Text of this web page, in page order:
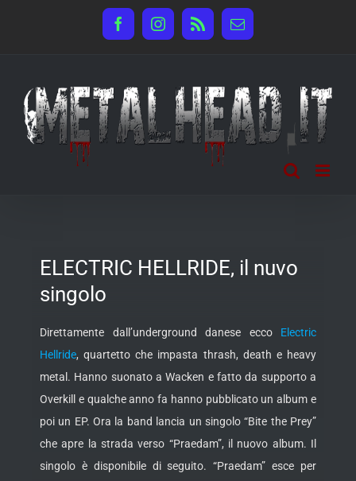
FacebookInstagram
Rss Email
ELECTRIC HELLRIDE, il nuvo
singolo
Direttamente dall’underground danese ecco Electric
Hellride, quartetto che impasta thrash, death e heavy
metal. Hanno suonato a Wacken e fatto da supporto a
Overkill e qualche anno fa hanno pubblicato un album e
poi un EP. Ora la band lancia un singolo “Bite the Prey”
che apre la strada verso “Praedam”, il nuovo album. Il
singolo è disponibile di seguito. “Praedam” esce per